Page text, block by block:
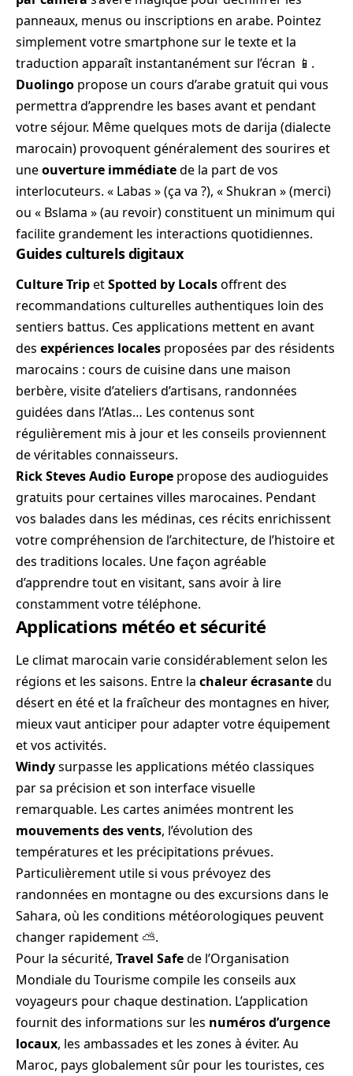
panneaux, menus ou inscriptions en arabe. Pointez
simplement votre smartphone sur le texte et la
traduction apparaît instantanément sur l’écran 📱.
Duolingo propose un cours d’arabe gratuit qui vous
permettra d’apprendre les bases avant et pendant
votre séjour. Même quelques mots de darija (dialecte
marocain) provoquent généralement des sourires et
uneouverture immédiatede la part de vos
interlocuteurs. « Labas » (ça va ?), « Shukran » (merci)
ou « Bslama » (au revoir) constituent un minimum qui
facilite grandement les interactions quotidiennes.
Guides culturels digitaux
Culture TripetSpotted by Localsoffrent des
recommandations culturelles authentiques loin des
sentiers battus. Ces applications mettent en avant
des expériences locales proposées par des résidents
marocains : cours de cuisine dans une maison
berbère, visite d’ateliers d’artisans, randonnées
guidées dans l’Atlas… Les contenus sont
régulièrement mis à jour et les conseils proviennent
de véritables connaisseurs.
Rick Steves Audio Europe propose des audioguides
gratuits pour certaines villes marocaines. Pendant
vos balades dans les médinas, ces récits enrichissent
votre compréhension de l’architecture, de l’histoire et
des traditions locales. Une façon agréable
d’apprendre tout en visitant, sans avoir à lire
constamment votre téléphone.
Applications météo et sécurité
Le climat marocain varie considérablement selon les
régions et les saisons. Entre la chaleur écrasantedu
désert en été et la fraîcheur des montagnes en hiver,
mieux vaut anticiper pour adapter votre équipement
et vos activités.
Windysurpasse les applications météo classiques
par sa précision et son interface visuelle
remarquable. Les cartes animées montrent les
mouvements des vents, l’évolution des
températures et les précipitations prévues.
Particulièrement utile si vous prévoyez des
randonnées en montagne ou des excursions dans le
Sahara, où les conditions météorologiques peuvent
changer rapidement ⛅.
Pour la sécurité, Travel Safede l’Organisation
Mondiale du Tourisme compile les conseils aux
voyageurs pour chaque destination. L’application
fournit des informations sur les numéros d’urgence
locaux, les ambassades et les zones à éviter. Au
Maroc, pays globalement sûr pour les touristes, ces